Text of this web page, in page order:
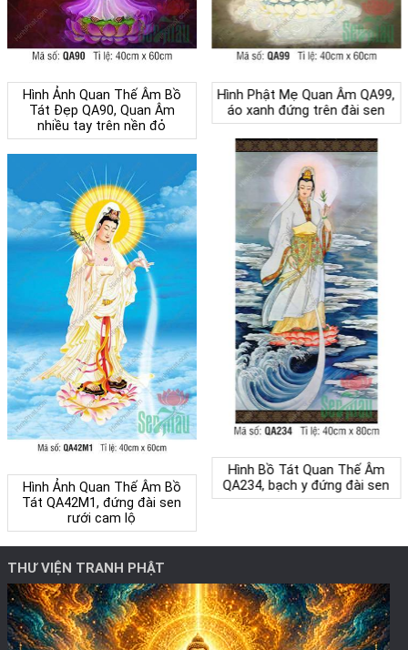
Hình Ảnh Quan Thế Âm Bồ
Tát Đẹp QA90, Quan Âm
nhiều tay trên nền đỏ
Hình Phật Mẹ Quan Âm QA99,
áo xanh đứng trên đài sen
Hình Bồ Tát Quan Thế Âm
QA234, bạch y đứng đài sen
Hình Ảnh Quan Thế Âm Bồ
Tát QA42M1, đứng đài sen
rưới cam lộ
THƯ VIỆN TRANH PHẬT